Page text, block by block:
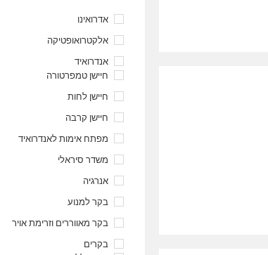
אדרואינו
אלקטרואופטיקה
אנדרואיד
חיישן טמפרטורה
חיישן לחות
חיישן קרבה
מפתח אימות לאנדרואיד
משדר סיראלי
אנרגיה
בקר למנוע
בקר מאווררים וזרימת אויר
בקרים